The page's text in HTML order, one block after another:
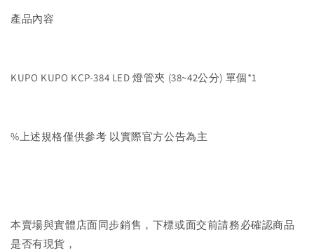
產品內容
KUPO KUPO KCP-384 LED 燈管夾 (38~42公分) 單個*1
%上述規格僅供參考 以實際官方公告為主
本賣場與實體店面同步銷售，下標或面交前請務必確認商品
是否有現貨，